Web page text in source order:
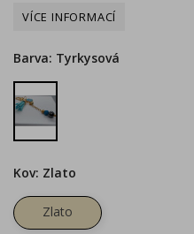
Barva: Tyrkysová
Tyrkysová
Kov: Zlato
Zlato